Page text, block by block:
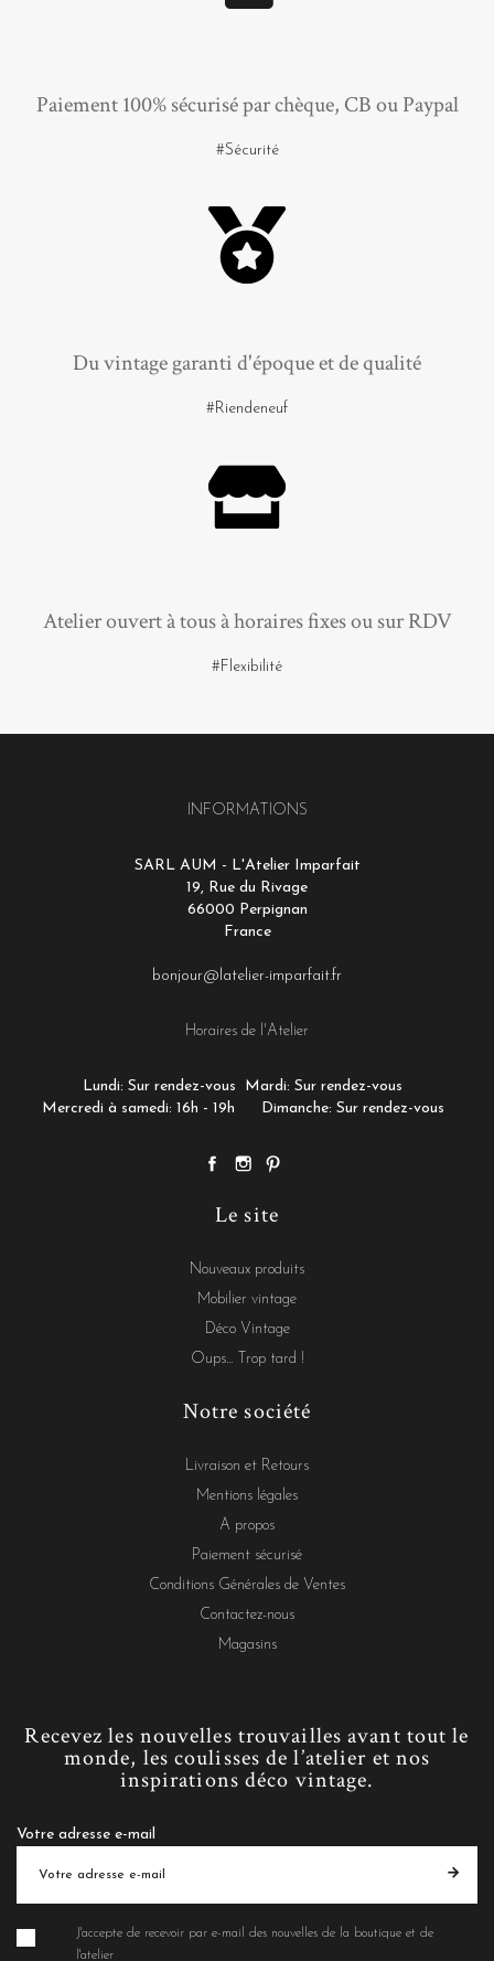
Paiement 100% sécurisé par chèque, CB ou Paypal
#Sécurité
Du vintage garanti d'époque et de qualité
#Riendeneuf
Atelier ouvert à tous à horaires fixes ou sur RDV
#Flexibilité
INFORMATIONS
SARL AUM - L'Atelier Imparfait
19, Rue du Rivage
66000 Perpignan
France
bonjour@latelier-imparfait.fr
Horaires de l'Atelier
Lundi: Sur rendez-vous
Mardi: Sur rendez-vous
Mercredi à samedi: 16h - 19h
Dimanche: Sur rendez-vous
Le site
Nouveaux produits
Mobilier vintage
Déco Vintage
Oups... Trop tard !
Notre société
Livraison et Retours
Mentions légales
A propos
Paiement sécurisé
Conditions Générales de Ventes
Contactez-nous
Magasins
Recevez les nouvelles trouvailles avant tout le
monde, les coulisses de l’atelier et nos
inspirations déco vintage.
Votre adresse e-mail
J'accepte de recevoir par e-mail des nouvelles de la boutique et de
l'atelier